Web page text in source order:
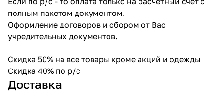
полным пакетом документом.
Оформление договоров и сбором от Вас
учредительных документов.
Скидка 50% на все товары кроме акций и одежды
Скидка 40% по р/с
Доставка